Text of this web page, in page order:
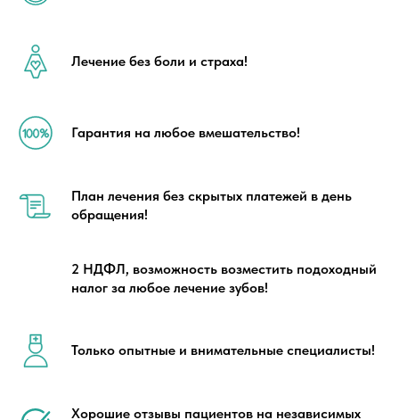
Лечение без боли и страха!
Гарантия на любое вмешательство!
План лечения без скрытых платежей в день
обращения!
2 НДФЛ, возможность возместить подоходный
налог за любое лечение зубов!
Только опытные и внимательные специалисты!
Хорошие отзывы пациентов на независимых